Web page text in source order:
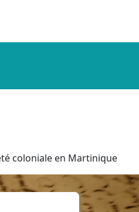
coloniale en Martinique